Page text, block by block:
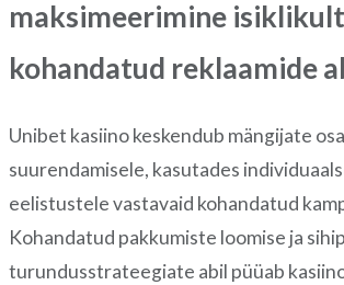
maksimeerimine isiklikult
kohandatud reklaamide
Unibet kasiino keskendub mängijate
suurendamisele, kasutades
eelistustele vastavaid kohandatud
Kohandatud pakkumiste loomise ja
turundusstrateegiate abil püüab